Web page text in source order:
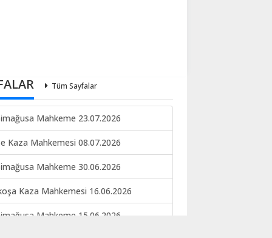
Tüm Sayfalar
Mahkeme 23.07.2026
Kaza Mahkemesi 08.07.2026
Mahkeme 30.06.2026
Kaza Mahkemesi 16.06.2026
Mahkeme 15.06.2026